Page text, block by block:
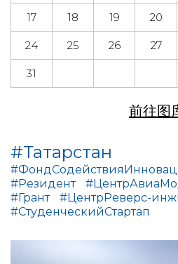
17 18 19 20
24 25 26 27
31
前往图
#Татарстан
#Резидент
#Грант
#ЦентрРеверс-
#СтуденческийСтартап